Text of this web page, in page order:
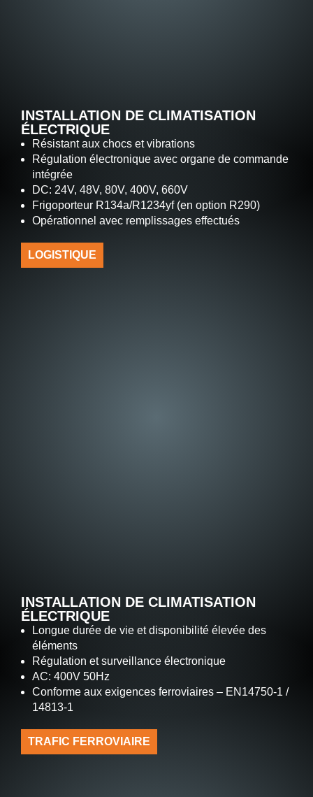
INSTALLATION DE CLIMATISATION
ÉLECTRIQUE
Résistant aux chocs et vibrations
Régulation électronique avec organe de commande
intégrée
DC: 24V, 48V, 80V, 400V, 660V
Frigoporteur R134a/R1234yf (en option R290)
Opérationnel avec remplissages effectués
LOGISTIQUE
INSTALLATION DE CLIMATISATION
ÉLECTRIQUE
Longue durée de vie et disponibilité élevée des
éléments
Régulation et surveillance électronique
AC: 400V 50Hz
Conforme aux exigences ferroviaires – EN14750-1 /
14813-1
TRAFIC FERROVIAIRE